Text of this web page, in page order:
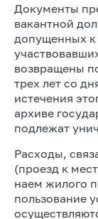
Документы
вакантной
допущенных к
возвращены
трех лет со
истечения
архиве
подлежат
Расходы,
(проезд к
наем жилого
пользование